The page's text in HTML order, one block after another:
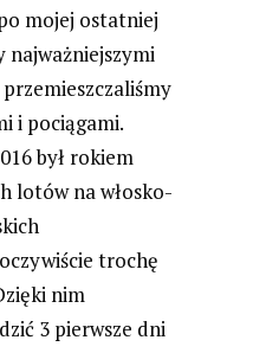
mojej ostatniej
najważniejszymi
i pociągami.
był rokiem
lotów na włosko-
trochę
nim
3 pierwsze dni